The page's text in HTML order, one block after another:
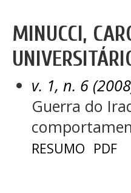
MINUCCI,
v. 1, n. 6
Guerra do
RESUMO PDF